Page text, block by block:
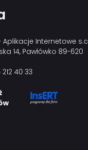
Aplikacje Internetowe s.c
14, Pawłówko 89-620
212 40 33